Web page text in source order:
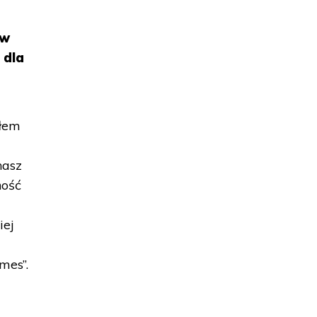
dla